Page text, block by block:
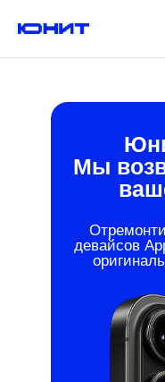
Мы
девайсов